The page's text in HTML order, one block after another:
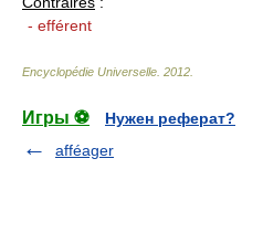
- efférent
Encyclopédie Universelle 2012
Игры ⚽
Нужен реферат?
afféager